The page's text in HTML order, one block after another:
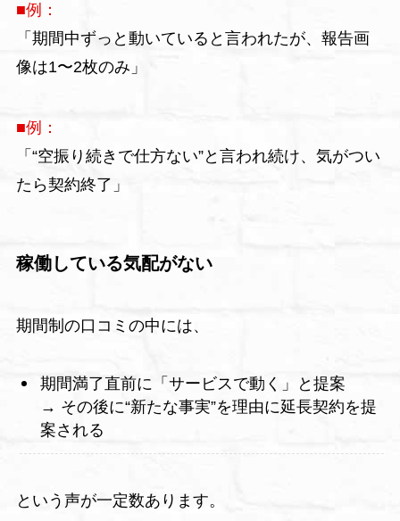
■例：
「期間中ずっと動いていると言われたが、報告画
像は1〜2枚のみ」
■例：
「“空振り続きで仕方ない”と言われ続け、気がつい
たら契約終了」
稼働している気配がない
期間制の口コミの中には、
期間満了直前に「サービスで動く」と提案
→ その後に“新たな事実”を理由に延長契約を提
案される
という声が一定数あります。